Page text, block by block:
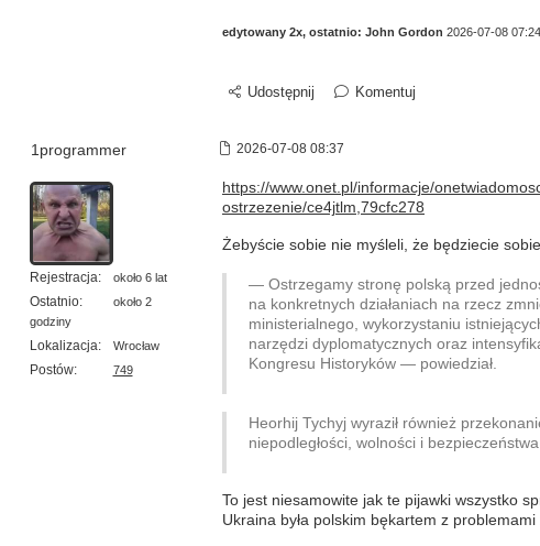
edytowany 2x, ostatnio: John Gordon 2026-07-08 07:24
Udostępnij Komentuj
1programmer 2026-07-08 08:37
Rejestracja: około 6 lat
Ostatnio:
około 2
godziny
Lokalizacja: Wrocław
Postów: 749
https://www.onet.pl/informacje/
ostrzezenie/ce4jtlm,79cfc278
Żebyście sobie nie myśleli, że będziecie
— Ostrzegamy stronę polską przed
na konkretnych działaniach na rzecz
ministerialnego, wykorzystaniu
narzędzi dyplomatycznych oraz
Kongresu Historyków — powiedział.
Heorhij Tychyj wyraził również
niepodległości, wolności i
To jest niesamowite jak te pijawki wszystko
Ukraina była polskim bękartem z